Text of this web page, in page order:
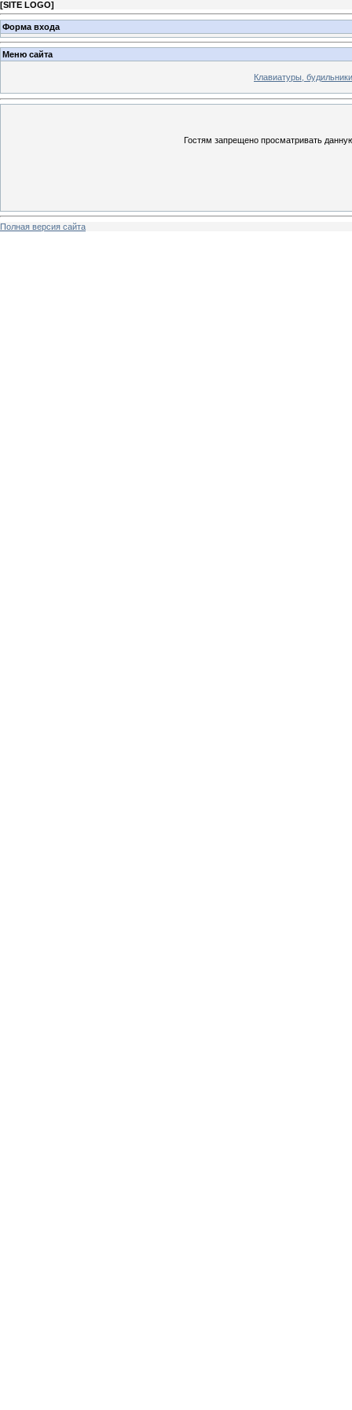
[SITE LOGO]
Форма входа
Меню сайта
Клавиатуры,
Гостям запрещено просматривать
Полная версия сайта